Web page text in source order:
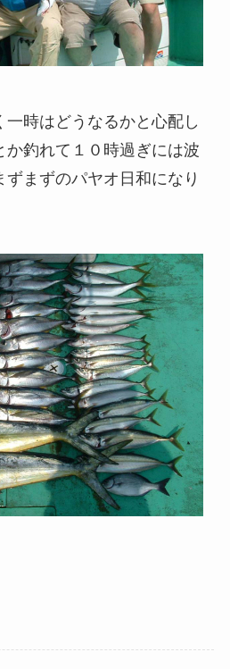
時はどうなるかと心配し
か釣れて１０時過ぎには波
ずまずのパヤオ日和になり